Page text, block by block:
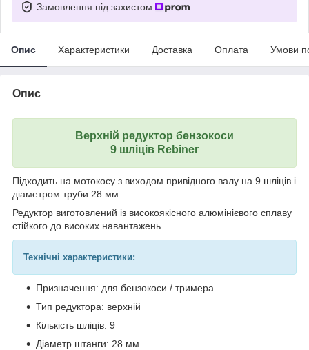
Замовлення під захистом
Опис Характеристики Доставка Оплата Умови
Опис
Верхній редуктор бензокоси
9 шліців Rebiner
Підходить на мотокосу з виходом привідного валу на 9 шліців і
діаметром труби 28 мм.
Редуктор виготовлений із високоякісного алюмінієвого сплаву
стійкого до високих навантажень.
Технічні характеристики:
Призначення: для бензокоси / тримера
Тип редуктора: верхній
Кількість шліців: 9
Діаметр штанги: 28 мм